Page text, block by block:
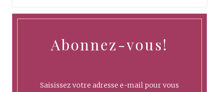
Abonnez-vous!
Saisissez votre adresse e-mail pour vous